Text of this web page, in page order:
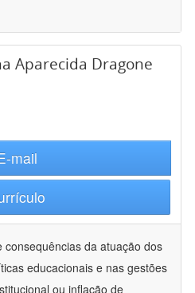
Aparecida Dragone
mail
consequências da atuação dos
educacionais e nas gestões
ou inflação de